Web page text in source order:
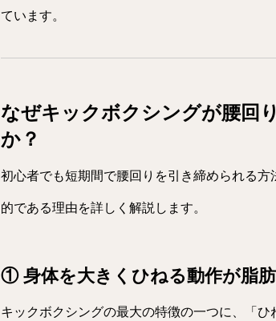
ています。
なぜキックボクシングが腰回
か？
初心者でも短期間で腰回りを引き締められる
的である理由を詳しく解説します。
① 身体を大きくひねる動作が脂
キックボクシングの最大の特徴の一つに、「